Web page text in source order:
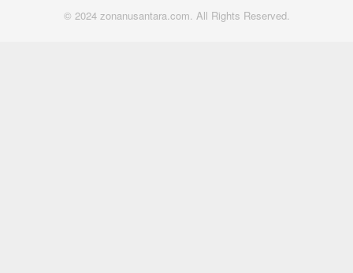
© 2024 zonanusantara.com. All Rights Reserved.